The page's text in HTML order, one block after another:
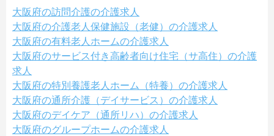
大阪府の訪問介護の介護求人
大阪府の介護老人保健施設（老健）の介護求人
大阪府の有料老人ホームの介護求人
大阪府のサービス付き高齢者向け住宅（サ高住）の介護
求人
大阪府の特別養護老人ホーム（特養）の介護求人
大阪府の通所介護（デイサービス）の介護求人
大阪府のデイケア（通所リハ）の介護求人
大阪府のグループホームの介護求人